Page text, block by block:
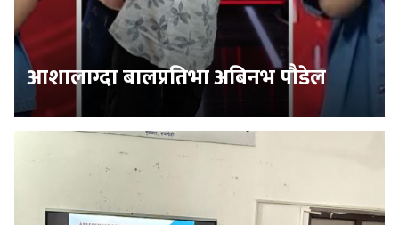
आशालाग्दा बालप्रतिभा अबिनभ पौडेल